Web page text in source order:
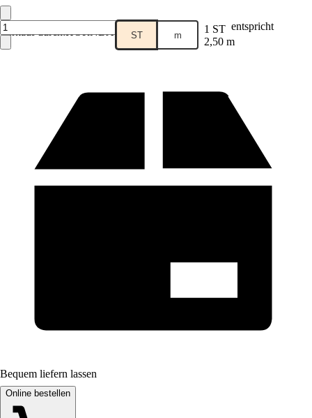
Verkauf durch:HORNBACH ST m 1 ST entspricht
2,50 m
Bequem liefern lassen
Online bestellen